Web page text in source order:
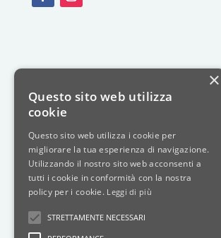
×
Questo sito web utilizza
cookie
Questo sito web utilizza i cookie per
migliorare la tua esperienza di navigazione.
Utilizzando il nostro sito web acconsenti a
tutti i cookie in conformità con la nostra
policy per i cookie. Leggi di più
STRETTAMENTE NECESSARI